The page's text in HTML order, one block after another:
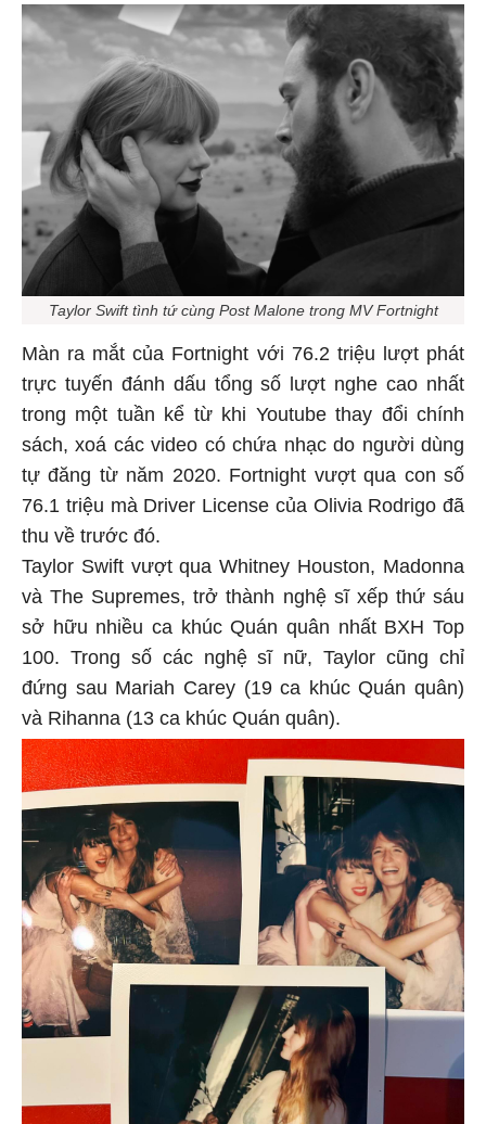
Taylor Swift tình tứ cùng Post Malone trong MV Fortnight
Màn ra mắt của Fortnight với 76.2 triệu lượt phát
trực tuyến đánh dấu tổng số lượt nghe cao nhất
trong một tuần kể từ khi Youtube thay đổi chính
sách, xoá các video có chứa nhạc do người dùng
tự đăng từ năm 2020. Fortnight vượt qua con số
76.1 triệu mà Driver License của Olivia Rodrigo đã
thu về trước đó.
Taylor Swift vượt qua Whitney Houston, Madonna
và The Supremes, trở thành nghệ sĩ xếp thứ sáu
sở hữu nhiều ca khúc Quán quân nhất BXH Top
100. Trong số các nghệ sĩ nữ, Taylor cũng chỉ
đứng sau Mariah Carey (19 ca khúc Quán quân)
và Rihanna (13 ca khúc Quán quân).